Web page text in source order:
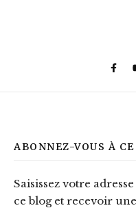
ABONNEZ-VOUS À
Saisissez votre
ce blog et recevoir